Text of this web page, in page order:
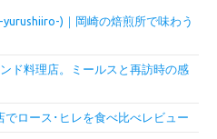
)｜岡崎の焙煎所で味わう
ド料理店。ミールスと再訪時の感
でロース･ヒレを食べ比べレビュー